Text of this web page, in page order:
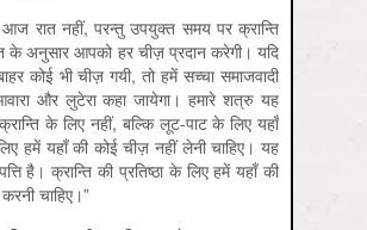
आज रात नहीं, परन्तु उपयुक्त समय पर क्रान्ति
अनुसार आपको हर चीज़ प्रदान करेगी। यदि
कोई भी चीज़ गयी, तो हमें सच्चा समाजवादी
और लुटेरा कहा जायेगा। हमारे शत्रु यह
के लिए नहीं, बल्कि लूट-पाट के लिए यहाँ
हमें यहाँ की कोई चीज़ नहीं लेनी चाहिए। यह
है। क्रान्ति की प्रतिष्ठा के लिए हमें यहाँ की
चाहिए।”